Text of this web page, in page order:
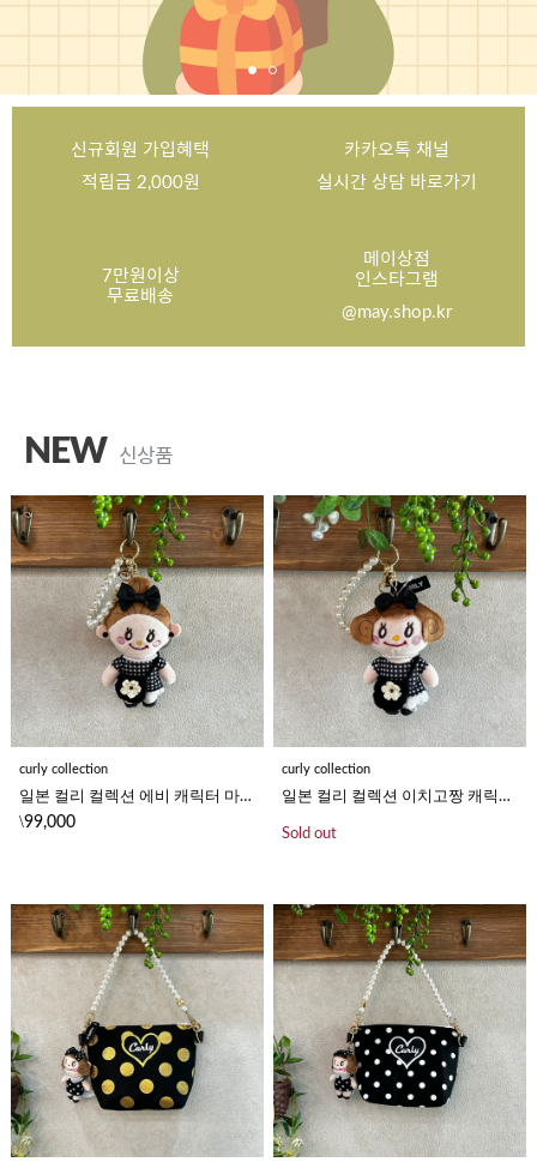
신규회원 가입혜택
적립금 2,000원
카카오톡 채널
실시간 상담 바로가기
7만원이상
무료배송
메이상점
인스타그램
@may.shop.kr
NEW 신상품
curly collection
일본 컬리 컬렉션 에비 캐릭터 마스코트 키링 진주 참 키링
\99,000
curly collection
일본 컬리 컬렉션 이치고짱 캐릭터 마스코트 키링 진주 참 키링
Sold out